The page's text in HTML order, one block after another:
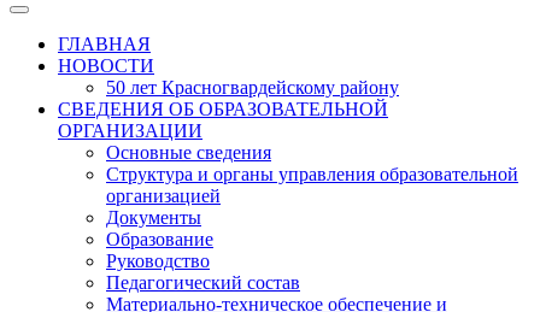
ГЛАВНАЯ
НОВОСТИ
50 лет Красногвардейскому району
СВЕДЕНИЯ ОБ ОБРАЗОВАТЕЛЬНОЙ
ОРГАНИЗАЦИИ
Основные сведения
Структура и органы управления образовательной
организацией
Документы
Образование
Руководство
Педагогический состав
Материально-техническое обеспечение и